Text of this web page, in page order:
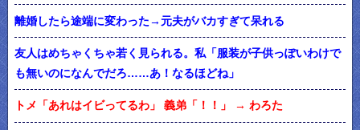
離婚したら途端に変わった→元夫がバカすぎて呆れる
友人はめちゃくちゃ若く見られる。私「服装が子供っぽいわけで
も無いのになんでだろ……あ！なるほどね」
トメ「あれはイビってるわ」 義弟「！！」 → わろた